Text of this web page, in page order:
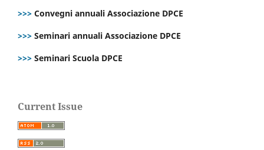
>>> Convegni annuali Associazione DPCE
>>> Seminari annuali Associazione DPCE
>>> Seminari Scuola DPCE
Current Issue